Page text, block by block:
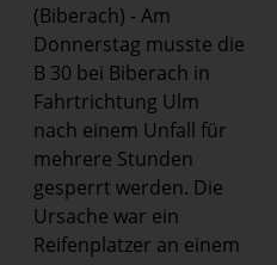
(Biberach) - Am
Donnerstag musste die
B 30 bei Biberach in
Fahrtrichtung Ulm
nach einem Unfall für
mehrere Stunden
gesperrt werden. Die
Ursache war ein
Reifenplatzer an einem